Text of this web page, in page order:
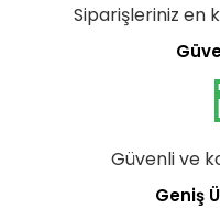
Siparişleriniz en
Güvenli ve
Geniş